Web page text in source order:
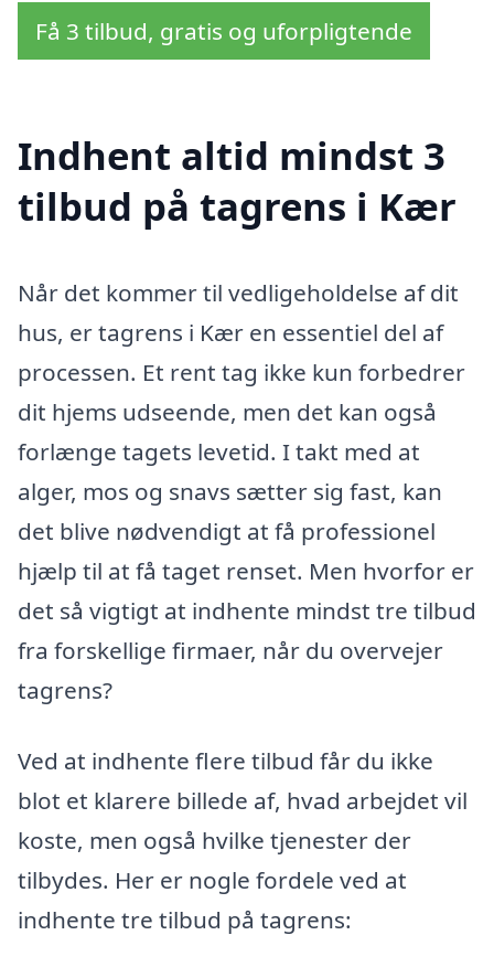
Få 3 tilbud, gratis og uforpligtende
Indhent altid mindst 3
tilbud på tagrens i Kær
Når det kommer til vedligeholdelse af dit
hus, er tagrens i Kær en essentiel del af
processen. Et rent tag ikke kun forbedrer
dit hjems udseende, men det kan også
forlænge tagets levetid. I takt med at
alger, mos og snavs sætter sig fast, kan
det blive nødvendigt at få professionel
hjælp til at få taget renset. Men hvorfor er
det så vigtigt at indhente mindst tre tilbud
fra forskellige firmaer, når du overvejer
tagrens?
Ved at indhente flere tilbud får du ikke
blot et klarere billede af, hvad arbejdet vil
koste, men også hvilke tjenester der
tilbydes. Her er nogle fordele ved at
indhente tre tilbud på tagrens: